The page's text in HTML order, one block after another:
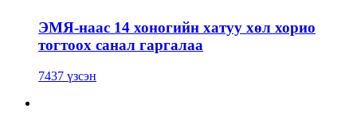
ЭМЯ-наас 14 хоногийн хатуу хөл хорио
тогтоох санал гаргалаа
7437 үзсэн